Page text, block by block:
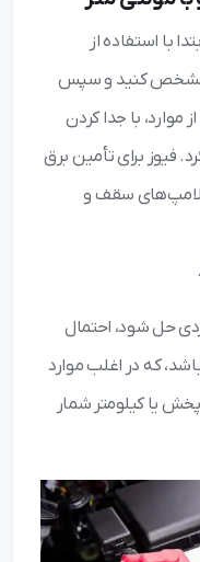
با استفاده از
مشخص کنید و سپس
موارد، با جدا کردن
فیوز برای تأمین برق
لامپ‌های سقف و
حل شود، احتمال
که در اغلب موارد
یا کیلومتر شمار